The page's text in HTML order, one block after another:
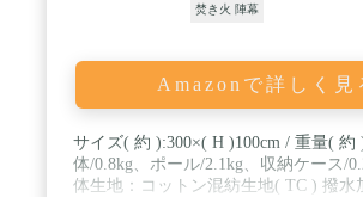
焚き火 陣幕
Amazonで詳しく見
サイズ( 約 ):300×( H )100cm / 重量( 約
体/0.8kg、ポール/2.1kg、収納ケース/
体生地：コットン混紡生地( TC ) 撥水